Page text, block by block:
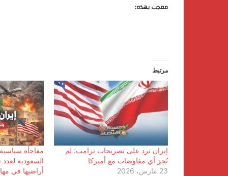
معجب بهذه:
مرتبط
إيران ترد على تصريحات ترامب: لم
تُجرَ أي مفاوضات مع أميركا
23 مارس، 2026
مفاجأة
السعودية
أراضيها في